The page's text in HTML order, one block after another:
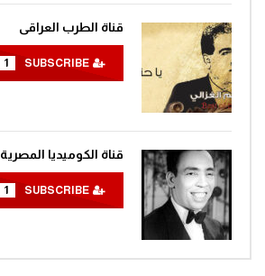
قناة الطرب العراقى
1
قناة الكوميديا المصرية
1